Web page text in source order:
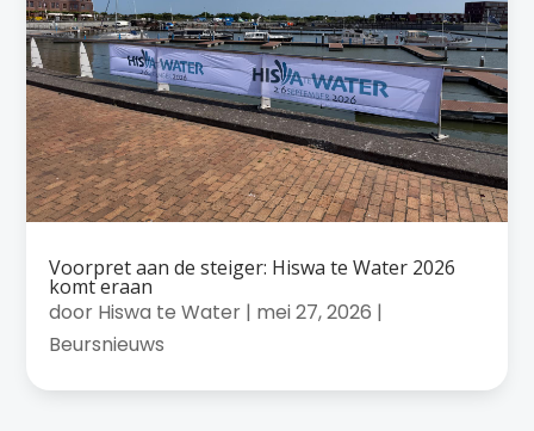
Voorpret aan de steiger: Hiswa te Water 2026
komt eraan
door Hiswa te Water | mei 27, 2026 |
Beursnieuws